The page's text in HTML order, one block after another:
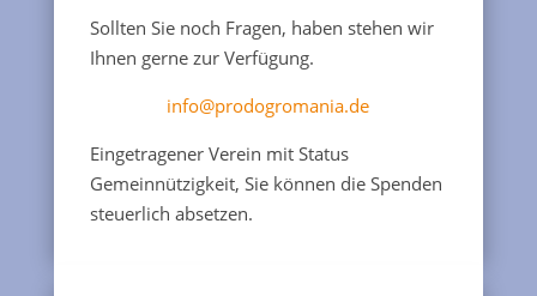
Sollten Sie noch Fragen, haben stehen wir
Ihnen gerne zur Verfügung.
info@prodogromania.de
Eingetragener Verein mit Status
Gemeinnützigkeit, Sie können die Spenden
steuerlich absetzen.